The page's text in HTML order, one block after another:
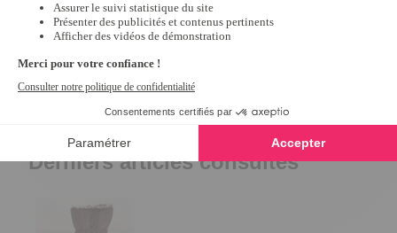
Derniers articles consultés